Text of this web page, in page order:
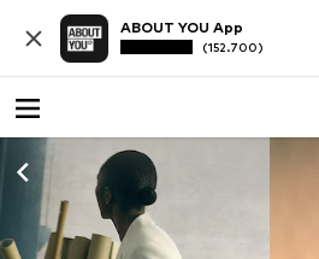
ABOUT YOU App
(152.700)